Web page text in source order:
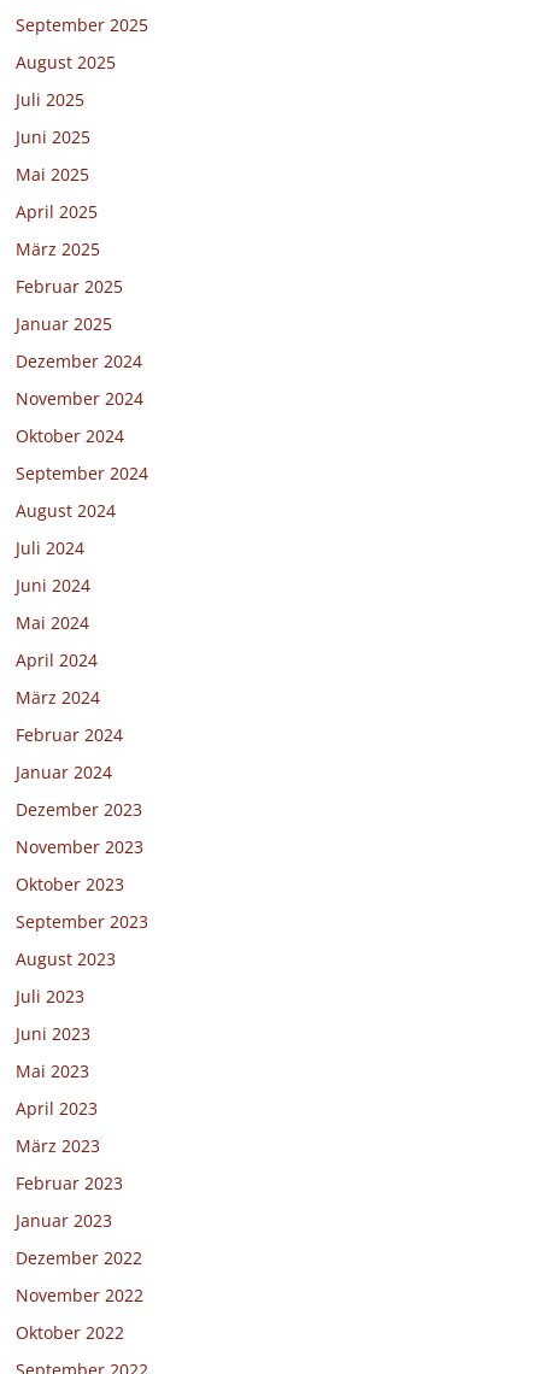
September 2025
August 2025
Juli 2025
Juni 2025
Mai 2025
April 2025
März 2025
Februar 2025
Januar 2025
Dezember 2024
November 2024
Oktober 2024
September 2024
August 2024
Juli 2024
Juni 2024
Mai 2024
April 2024
März 2024
Februar 2024
Januar 2024
Dezember 2023
November 2023
Oktober 2023
September 2023
August 2023
Juli 2023
Juni 2023
Mai 2023
April 2023
März 2023
Februar 2023
Januar 2023
Dezember 2022
November 2022
Oktober 2022